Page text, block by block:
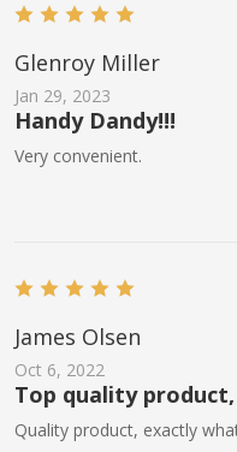
Glenroy Miller
Jan 29, 2023
Handy Dandy!!!
Very convenient.
James Olsen
Oct 6, 2022
Top quality
Quality product, exactly